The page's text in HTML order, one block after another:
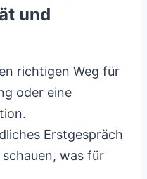
und
richtigen Weg für
oder eine
Erstgespräch
was für